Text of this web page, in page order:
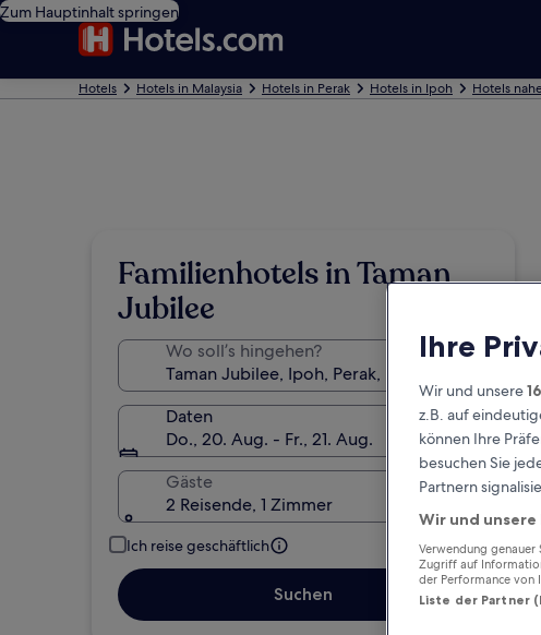
Zum Hauptinhalt springen
Hotels Hotels in Malaysia Hotels in Perak Hotels in Ipoh Hotels
Familienhotels in Taman
Jubilee
Wo soll’s hingehen?
Daten
Do., 20. Aug. - Fr., 21. Aug.
Gäste
2 Reisende, 1 Zimmer
Ich reise geschäftlich
Suchen
Ihre
Wir und unsere16
z.B. auf
können Ihre
besuchen Sie
Partnern
Wir und
Verwendung
Zugriff auf
der Performance von
Liste der Partner